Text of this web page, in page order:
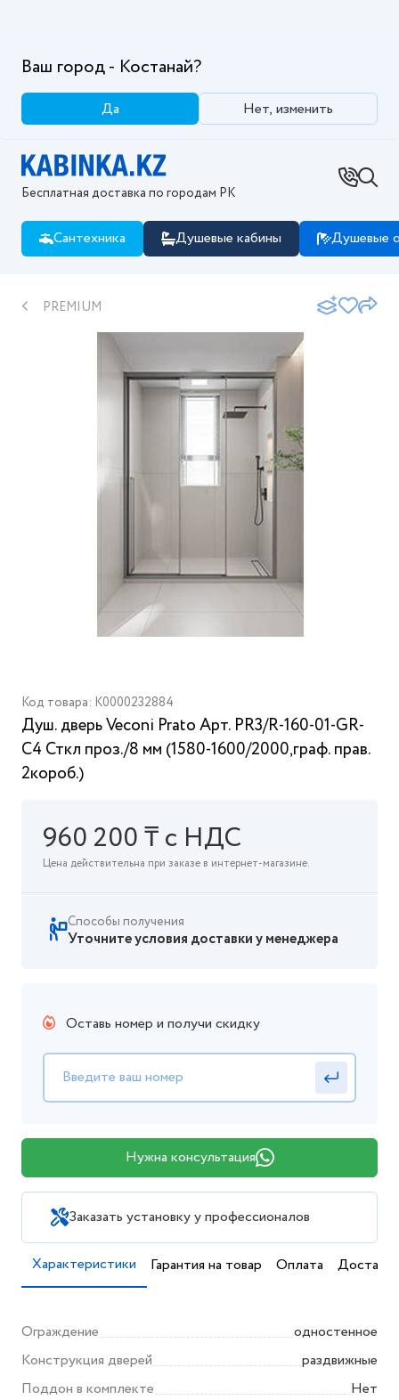
Ваш город - Костанай?
Да Нет, изменить
Бесплатная доставка по городам РК
Сантехника Душевые кабины Душевые
PREMIUM
Код товара: K0000232884
Душ. дверь Veconi Prato Aрт. PR3/R-160-01-GR-
C4 Сткл проз./8 мм (1580-1600/2000,граф. прав.
2короб.)
960 200 ₸ с НДС
Цена действительна при заказе в интернет-магазине.
Способы получения
Уточните условия доставки у менеджера
Оставь номер и получи скидку
Нужна консультация
Заказать установку у профессионалов
Характеристики Гарантия на товар Оплата Доставка
Ограждение
одностенное
Конструкция дверей
раздвижные
Поддон в комплекте
Нет